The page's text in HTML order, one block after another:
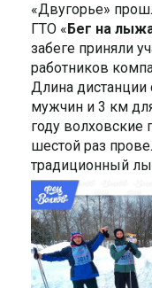
«Двугорье»
ГТО «Бег на
забеге приняли
работников
Длина дистанции
мужчин и 3 км
году волховские
шестой раз
традиционный